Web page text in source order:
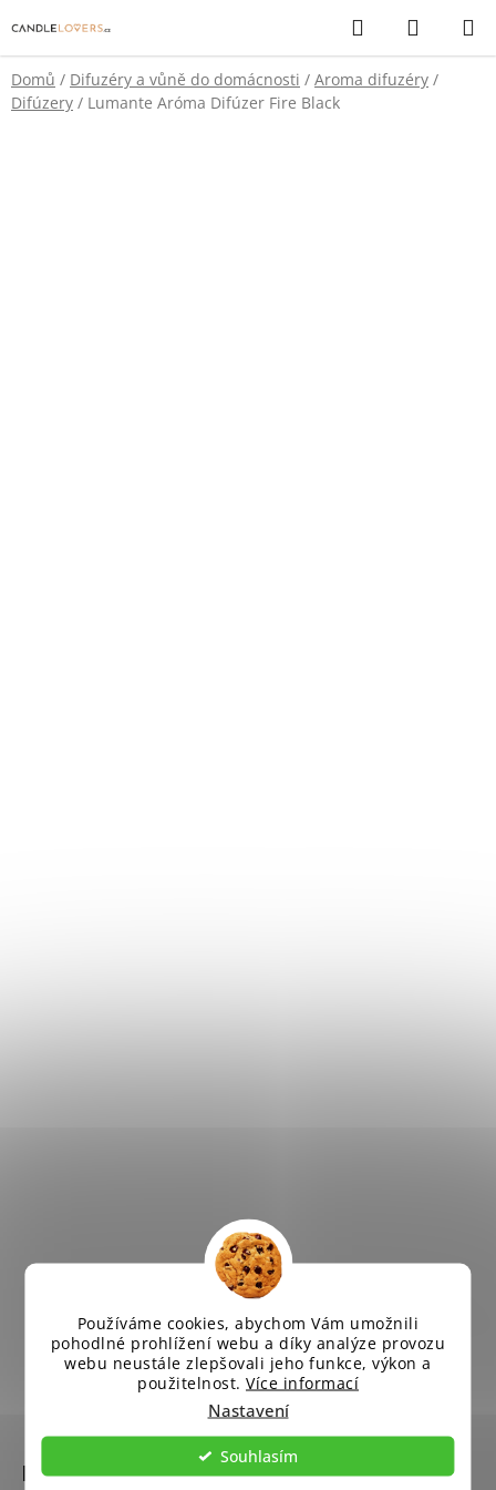
Používáme cookies, abychom Vám umožnili
pohodlné prohlížení webu a díky analýze provozu
webu neustále zlepšovali jeho funkce, výkon a
použitelnost. Více informací
Nastavení
Souhlasím
na
obsah
Hledat
KOŠÍK
Domů / Difuzéry a vůně do domácnosti / Aroma difuzéry /
Difúzery / Lumante Aróma Difúzer Fire Black
Informace pro vás